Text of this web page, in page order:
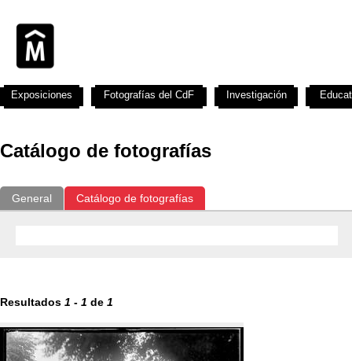
Catálogo de fotografías
General Catálogo de fotografías
Resultados 1 - 1 de 1
Exposiciones Fotografías del CdF Investigación